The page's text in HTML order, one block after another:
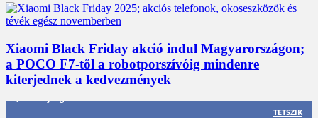
Xiaomi Black Friday akció indul Magyarországon;
a POCO F7-től a robotporszívóig mindenre
kiterjednek a kedvezmények
TETSZIK